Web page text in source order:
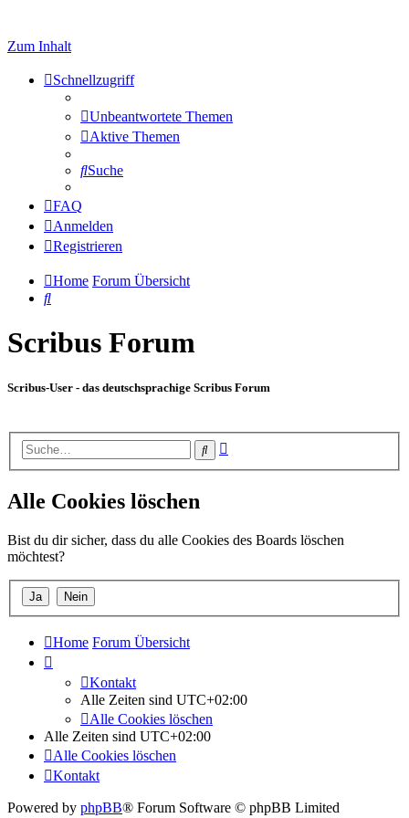
Zum Inhalt
Schnellzugriff
Unbeantwortete Themen
Aktive Themen
Suche
FAQ
Anmelden
Registrieren
Home Forum Übersicht
Suche
Scribus Forum
Scribus-User - das deutschsprachige Scribus Forum
Suche
Alle Cookies löschen
Bist du dir sicher, dass du alle Cookies des Boards löschen
möchtest?
Home Forum Übersicht
Kontakt
Alle Zeiten sind UTC+02:00
Alle Cookies löschen
Alle Zeiten sind UTC+02:00
Alle Cookies löschen
Kontakt
Powered by phpBB® Forum Software © phpBB Limited